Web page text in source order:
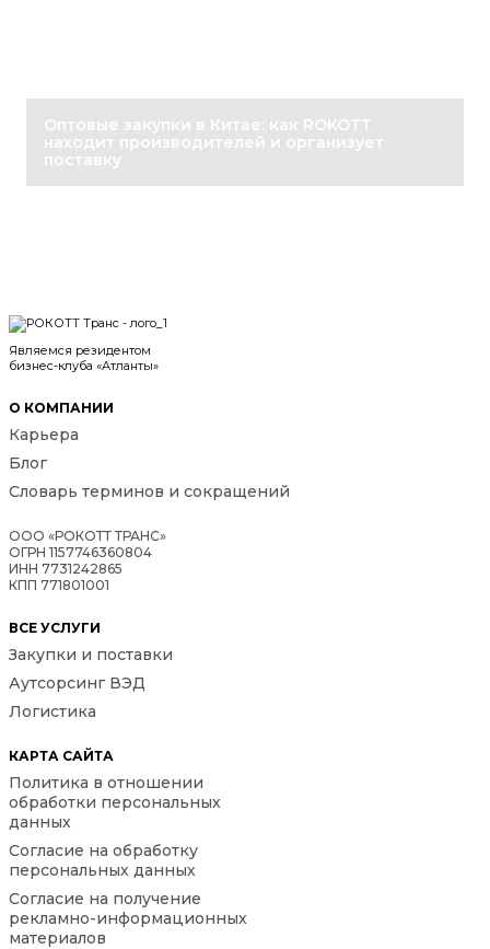
Оптовые закупки в Китае: как ROKOTT
находит производителей и организует
поставку
Являемся резидентом
бизнес-клуба «Атланты»
О КОМПАНИИ
Карьера
Блог
Словарь терминов и сокращений
ООО «РОКОТТ ТРАНС»
ОГРН 1157746360804
ИНН 7731242865
КПП 771801001
ВСЕ УСЛУГИ
Закупки и поставки
Аутсорсинг ВЭД
Логистика
КАРТА САЙТА
Политика в отношении
обработки персональных
данных
Согласие на обработку
персональных данных
Согласие на получение
рекламно-информационных
материалов